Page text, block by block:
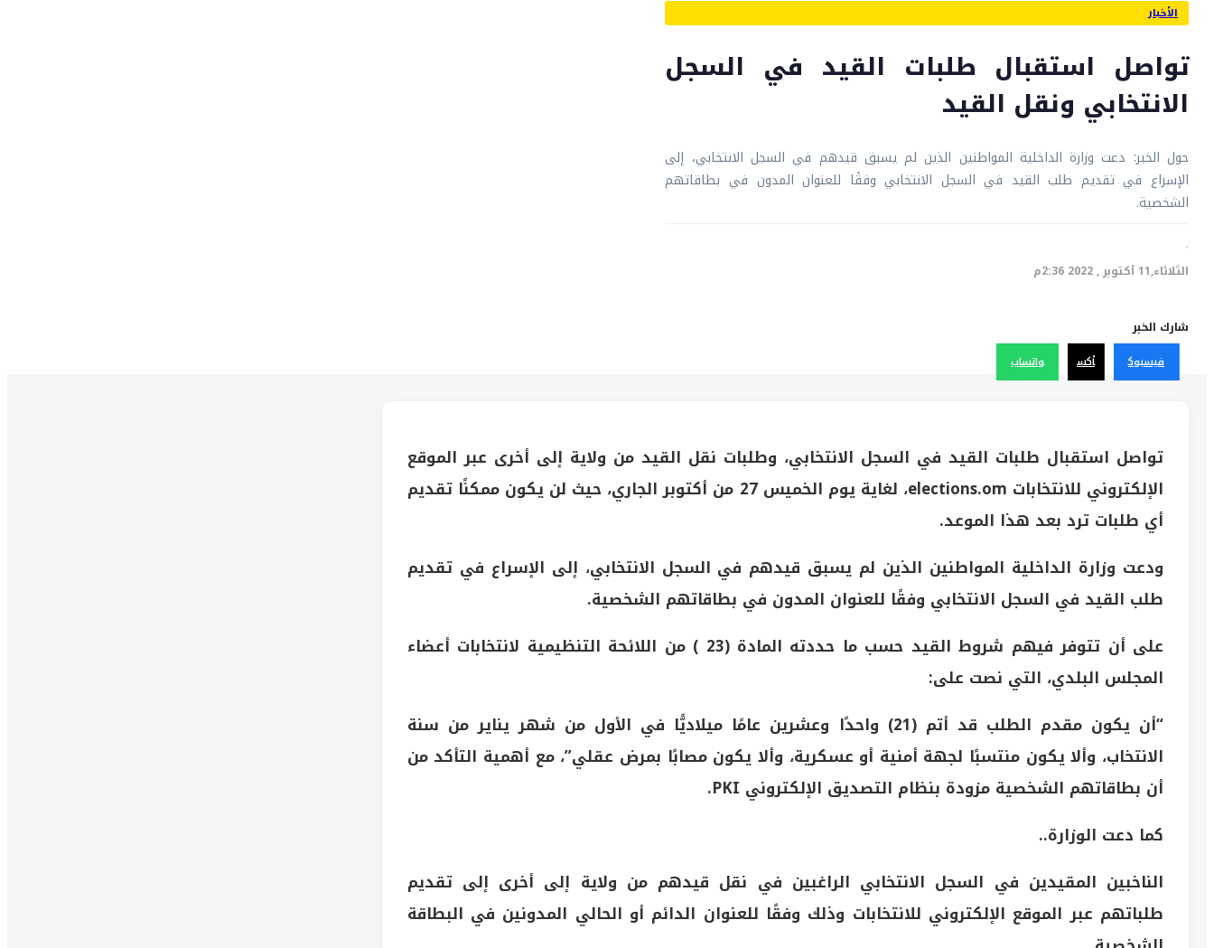
الأخبار
تواصل استقبال طلبات القيد في السجل
الانتخابي ونقل القيد
حول الخبر: دعت وزارة الداخلية المواطنين الذين لم يسبق قيدهم في السجل الانتخابي، إلى
الإسراع في تقديم طلب القيد في السجل الانتخابي وفقًا للعنوان المدون في بطاقاتهم
الشخصية.
·
الثلاثاء,11 أكتوبر , 2022 2:36م
شارك الخبر
فيسبوك أكس واتساب
تواصل استقبال طلبات القيد في السجل الانتخابي، وطلبات نقل القيد من ولاية إلى أخرى عبر الموقع
الإلكتروني للانتخابات elections.om، لغاية يوم الخميس 27 من أكتوبر الجاري، حيث لن يكون ممكنًا تقديم
أي طلبات ترد بعد هذا الموعد.
ودعت وزارة الداخلية المواطنين الذين لم يسبق قيدهم في السجل الانتخابي، إلى الإسراع في تقديم
طلب القيد في السجل الانتخابي وفقًا للعنوان المدون في بطاقاتهم الشخصية.
على أن تتوفر فيهم شروط القيد حسب ما حددته المادة (23 ) من اللائحة التنظيمية لانتخابات أعضاء
المجلس البلدي، التي نصت على:
“أن يكون مقدم الطلب قد أتم (21) واحدًا وعشرين عامًا ميلاديًّا في الأول من شهر يناير من سنة
الانتخاب، وألا يكون منتسبًا لجهة أمنية أو عسكرية، وألا يكون مصابًا بمرض عقلي”، مع أهمية التأكد من
أن بطاقاتهم الشخصية مزودة بنظام التصديق الإلكتروني PKI.
كما دعت الوزارة..
الناخبين المقيدين في السجل الانتخابي الراغبين في نقل قيدهم من ولاية إلى أخرى إلى تقديم
طلباتهم عبر الموقع الإلكتروني للانتخابات وذلك وفقًا للعنوان الدائم أو الحالي المدونين في البطاقة